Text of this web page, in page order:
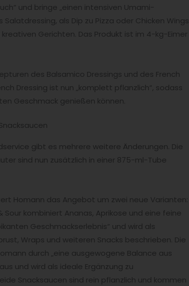
und bringe „einen intensiven Umami-
Salatdressing, als Dip zu Pizza oder Chicken Wings
Gerichten. Das Produkt ist im 4-kg-Eimer
des Balsamico Dressings und des French
Dressing ist nun „komplett pflanzlich“, sodass
Geschmack genießen können.
gibt es mehrere weitere Änderungen. Die
sind nun zusätzlich in einer 875-ml-Tube
Homann das Angebot um zwei neue Varianten:
Sour kombiniert Ananas, Aprikose und eine feine
Geschmackserlebnis“ und wird als
Wraps und weiteren Snacks beschrieben. Die
durch „eine ausgewogene Balance aus
und wird als ideale Ergänzung zu
Snacksaucen sind rein pflanzlich und kommen